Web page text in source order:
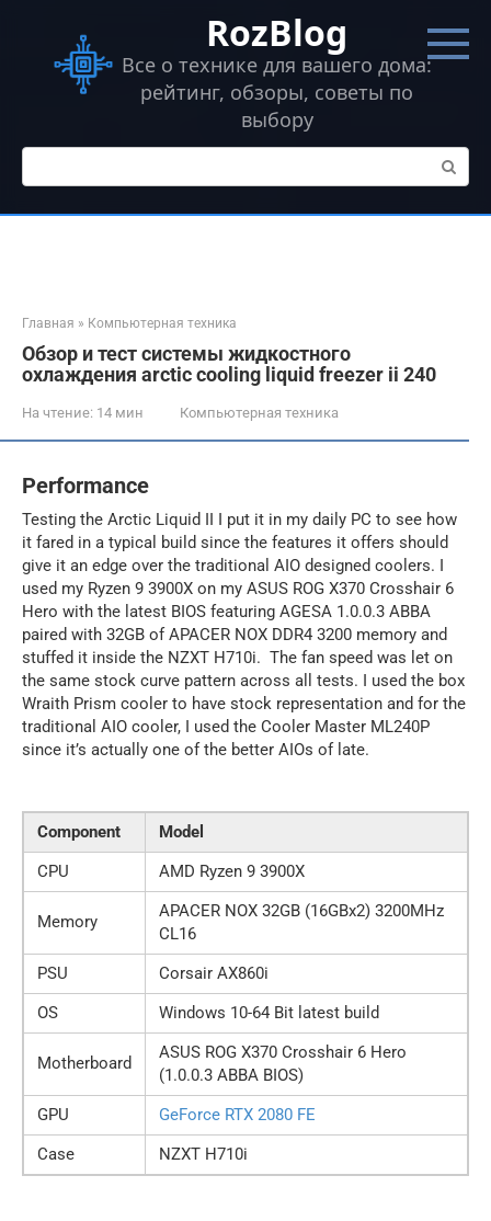
контенту
RozBlog
Все о технике для вашего дома:
рейтинг, обзоры, советы по
выбору
Поиск:
Главная » Компьютерная техника
Обзор и тест системы жидкостного
охлаждения arctic cooling liquid freezer ii 240
На чтение: 14 мин Компьютерная техника
Performance
Testing the Arctic Liquid II I put it in my daily PC to see how
it fared in a typical build since the features it offers should
give it an edge over the traditional AIO designed coolers. I
used my Ryzen 9 3900X on my ASUS ROG X370 Crosshair 6
Hero with the latest BIOS featuring AGESA 1.0.0.3 ABBA
paired with 32GB of APACER NOX DDR4 3200 memory and
stuffed it inside the NZXT H710i. The fan speed was let on
the same stock curve pattern across all tests. I used the box
Wraith Prism cooler to have stock representation and for the
traditional AIO cooler, I used the Cooler Master ML240P
since it’s actually one of the better AIOs of late.
Component
Model
CPU
AMD Ryzen 9 3900X
Memory
APACER NOX 32GB (16GBx2) 3200MHz
CL16
PSU
Corsair AX860i
OS
Windows 10-64 Bit latest build
Motherboard
ASUS ROG X370 Crosshair 6 Hero
(1.0.0.3 ABBA BIOS)
GPU
GeForce RTX 2080 FE
Case
NZXT H710i